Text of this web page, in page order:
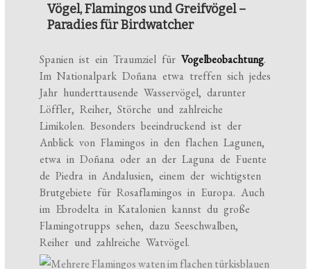
Vögel, Flamingos und Greifvögel –
Paradies für Birdwatcher
Spanien ist ein Traumziel fürVogelbeobachtung.
Im Nationalpark Doñana etwa treffen sich jedes
Jahr hunderttausende Wasservögel, darunter
Löffler, Reiher, Störche und zahlreiche
Limikolen. Besonders beeindruckend ist der
Anblick von Flamingos in den flachen Lagunen,
etwa in Doñana oder an der Laguna de Fuente
de Piedra in Andalusien, einem der wichtigsten
Brutgebiete für Rosaflamingos in Europa. Auch
im Ebrodelta in Katalonien kannst du große
Flamingotrupps sehen, dazu Seeschwalben,
Reiher und zahlreiche Watvögel.